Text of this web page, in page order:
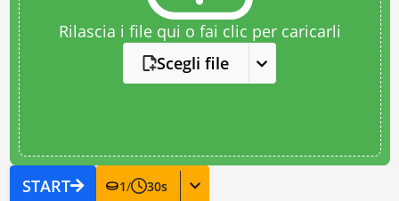
Rilascia i file qui o fai clic per caricarli
Scegli file
START 1/ 30s